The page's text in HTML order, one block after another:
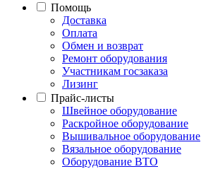
Помощь
Доставка
Оплата
Обмен и возврат
Ремонт оборудования
Участникам госзаказа
Лизинг
Прайс-листы
Швейное оборудование
Раскройное оборудование
Вышивальное оборудование
Вязальное оборудование
Оборудование ВТО